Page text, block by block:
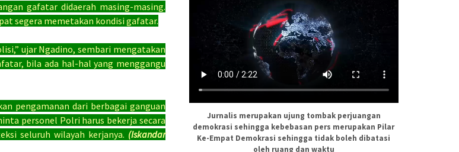
gafatar didaerah masing-masing.
segera memetakan kondisi gafatar.
ujar Ngadino, sembari mengatakan
bila ada hal-hal yang menggangu
pengamanan dari berbagai ganguan
personel Polri harus bekerja secara
seluruh wilayah kerjanya. (Iskandar
Jurnalis merupakan ujung tombak perjuangan
demokrasi sehingga kebebasan pers merupakan Pilar
Ke-Empat Demokrasi sehingga tidak boleh dibatasi
oleh ruang dan waktu